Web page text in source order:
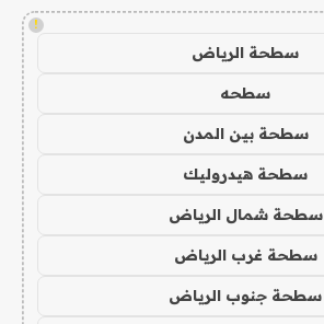
!
سطحة الرياض
سطحه
سطحة بين المدن
سطحة هيدروليك
سطحة شمال الرياض
سطحة غرب الرياض
سطحة جنوب الرياض